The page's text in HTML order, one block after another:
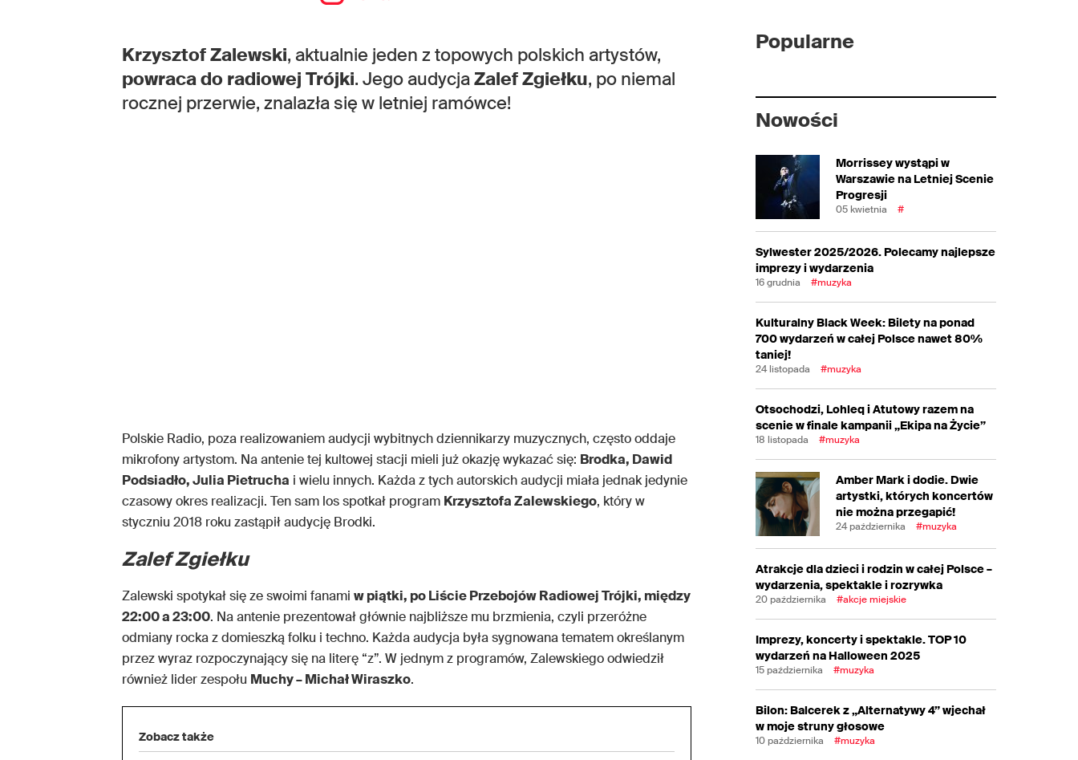
Krzysztof Zalewski, aktualnie jeden z topowych polskich artystów,
powraca do radiowej Trójki. Jego audycjaZalef Zgiełku, po niemal
rocznej przerwie, znalazła się w letniej ramówce!
Polskie Radio, poza realizowaniem audycji wybitnych dziennikarzy muzycznych, często oddaje
mikrofony artystom. Na antenie tej kultowej stacji mieli już okazję wykazać się: Brodka, Dawid
Podsiadło, Julia Pietrucha i wielu innych. Każda z tych autorskich audycji miała jednak jedynie
czasowy okres realizacji. Ten sam los spotkał program Krzysztofa Zalewskiego, który w
styczniu 2018 roku zastąpił audycję Brodki.
Zalef Zgiełku
Zalewski spotykał się ze swoimi fanami w piątki, po Liście Przebojów Radiowej Trójki, między
22:00 a 23:00. Na antenie prezentował głównie najbliższe mu brzmienia, czyli przeróżne
odmiany rocka z domieszką folku i techno. Każda audycja była sygnowana tematem określanym
przez wyraz rozpoczynający się na literę “z”. W jednym z programów, Zalewskiego odwiedził
również lider zespołu Muchy – Michał Wiraszko.
Zobacz także
Popularne
Nowości
Morrissey wystąpi w
Warszawie na Letniej Scenie
Progresji
05 kwietnia #
Sylwester 2025/2026. Polecamy najlepsze
imprezy i wydarzenia
16 grudnia #muzyka
Kulturalny Black Week: Bilety na ponad
700 wydarzeń w całej Polsce nawet 80%
taniej!
24 listopada #muzyka
Otsochodzi, Lohleq i Atutowy razem na
scenie w finale kampanii „Ekipa na Życie”
18 listopada #muzyka
Amber Mark i dodie. Dwie
artystki, których koncertów
nie można przegapić!
24 października #muzyka
Atrakcje dla dzieci i rodzin w całej Polsce –
wydarzenia, spektakle i rozrywka
20 października #akcje miejskie
Imprezy, koncerty i spektakle. TOP 10
wydarzeń na Halloween 2025
15 października #muzyka
Bilon: Balcerek z „Alternatywy 4” wjechał
w moje struny głosowe
10 października #muzyka